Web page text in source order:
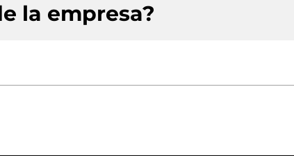
la empresa?